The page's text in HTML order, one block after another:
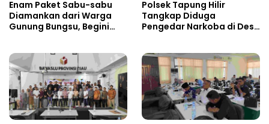
Enam Paket Sabu-sabu
Diamankan dari Warga
Gunung Bungsu, Begini
Polsek Tapung Hilir
Tangkap Diduga
Pengedar Narkoba di Desa